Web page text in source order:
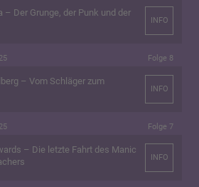
– Der Grunge, der Punk und der
INFO
Folge 8
– Vom Schläger zum
INFO
Folge 7
– Die letzte Fahrt des Manic
INFO